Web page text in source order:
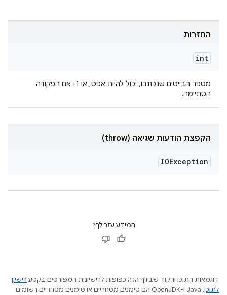
החזרות
int
מספר הבייטים שנכתבו, יכול להיות אפס, או ‎-1 אם הפקודה
הסתיימה.
הקפצת הודעות שגיאה (throw)
IOException
המידע עזר לך?
דוגמאות התוכן והקוד שבדף הזה כפופות לרישיונות המפורטים בקטע רישיון
לתוכן
.‏ Java ו-OpenJDK הם סימנים מסחריים או סימנים מסחריים רשומים